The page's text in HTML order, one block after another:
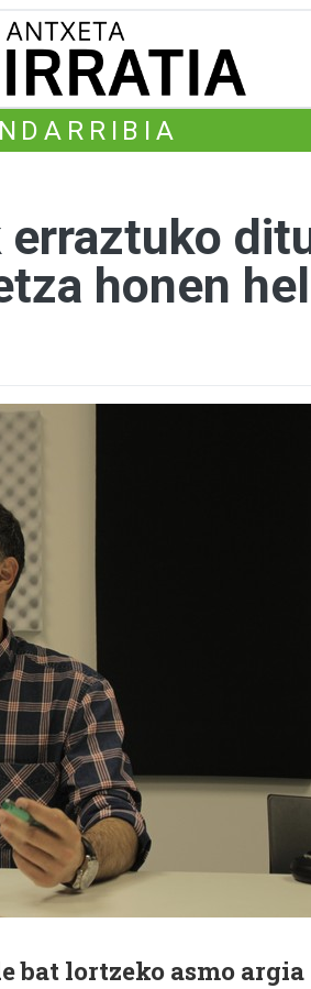
honen
bat lortzeko asmo argia